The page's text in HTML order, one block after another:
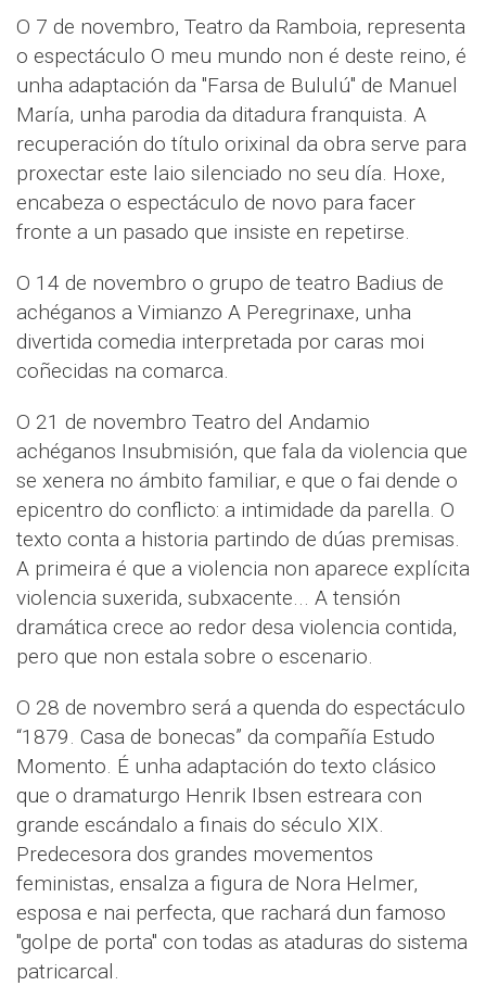
O 7 de novembro, Teatro da Ramboia, representa
o espectáculo O meu mundo non é deste reino, é
unha adaptación da "Farsa de Bululú" de Manuel
María, unha parodia da ditadura franquista. A
recuperación do título orixinal da obra serve para
proxectar este laio silenciado no seu día. Hoxe,
encabeza o espectáculo de novo para facer
fronte a un pasado que insiste en repetirse.
O 14 de novembro o grupo de teatro Badius de
achéganos a Vimianzo A Peregrinaxe, unha
divertida comedia interpretada por caras moi
coñecidas na comarca.
O 21 de novembro Teatro del Andamio
achéganos Insubmisión, que fala da violencia que
se xenera no ámbito familiar, e que o fai dende o
epicentro do conflicto: a intimidade da parella. O
texto conta a historia partindo de dúas premisas.
A primeira é que a violencia non aparece explícita
violencia suxerida, subxacente... A tensión
dramática crece ao redor desa violencia contida,
pero que non estala sobre o escenario.
O 28 de novembro será a quenda do espectáculo
“1879. Casa de bonecas” da compañía Estudo
Momento. É unha adaptación do texto clásico
que o dramaturgo Henrik Ibsen estreara con
grande escándalo a finais do século XIX.
Predecesora dos grandes movementos
feministas, ensalza a figura de Nora Helmer,
esposa e nai perfecta, que rachará dun famoso
"golpe de porta" con todas as ataduras do sistema
patricarcal.